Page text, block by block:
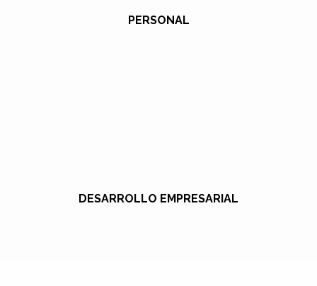
PERSONAL
DESARROLLO EMPRESARIAL